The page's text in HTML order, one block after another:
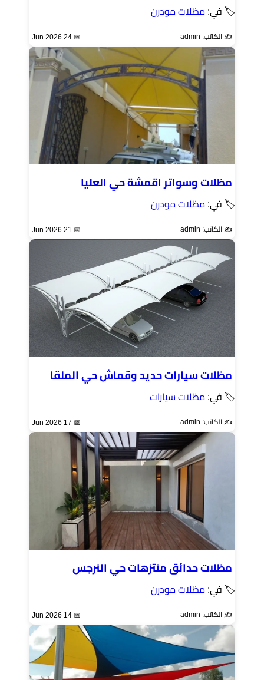
🏷 في: مظلات مودرن
✍️ الكاتب: admin 📅 24 Jun 2026
مظلات وسواتر اقمشة حي العليا
🏷 في: مظلات مودرن
✍️ الكاتب: admin 📅 21 Jun 2026
مظلات سيارات حديد وقماش حي الملقا
🏷 في: مظلات سيارات
✍️ الكاتب: admin 📅 17 Jun 2026
مظلات حدائق منتزهات حي النرجس
🏷 في: مظلات مودرن
✍️ الكاتب: admin 📅 14 Jun 2026